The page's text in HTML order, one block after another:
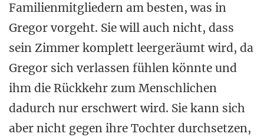
Familienmitgliedern am besten, was in
Gregor vorgeht. Sie will auch nicht, dass
sein Zimmer komplett leergeräumt wird, da
Gregor sich verlassen fühlen könnte und
ihm die Rückkehr zum Menschlichen
dadurch nur erschwert wird. Sie kann sich
aber nicht gegen ihre Tochter durchsetzen,